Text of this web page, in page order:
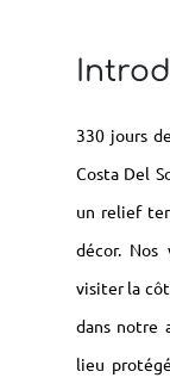
330 jours
Costa Del
un relief
décor. Nos
visiter la
dans notre
lieu